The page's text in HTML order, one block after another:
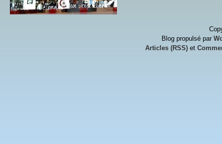
Blog propulsé par
Articles (RSS) et